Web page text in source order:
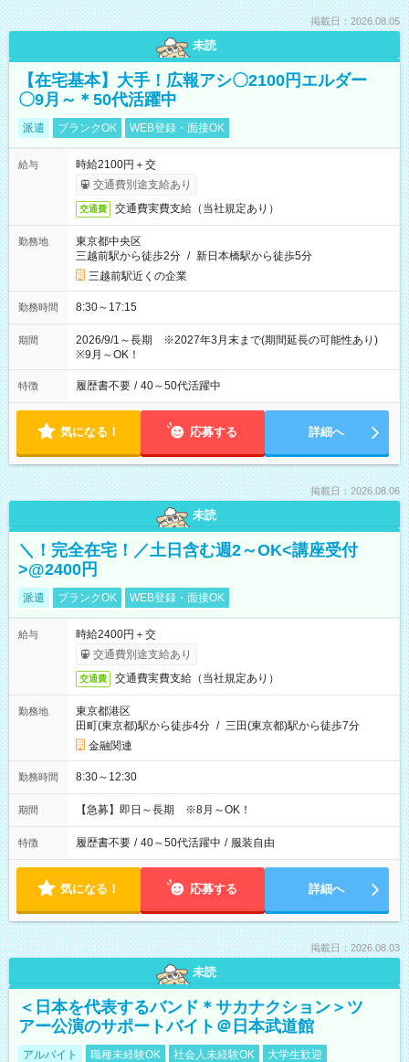
掲載日：2026.08.05
未読
【在宅基本】大手！広報アシ〇2100円エルダー
〇9月～＊50代活躍中
派遣 ブランクOK WEB登録・面接OK
給与
時給2100円＋交
交通費別途支給あり
交通費 交通費実費支給（当社規定あり）
勤務地
東京都中央区
三越前駅から徒歩2分 / 新日本橋駅から徒歩5分
三越前駅近くの企業
勤務時間 8:30～17:15
期間
2026/9/1～長期 ※2027年3月末まで(期間延長の可能性あり)
※9月～OK！
特徴 履歴書不要 / 40～50代活躍中
気になる！ 応募する 詳細へ
掲載日：2026.08.06
未読
＼！完全在宅！／土日含む週2～OK<講座受付
>@2400円
派遣 ブランクOK WEB登録・面接OK
給与
時給2400円＋交
交通費別途支給あり
交通費 交通費実費支給（当社規定あり）
勤務地
東京都港区
田町(東京都)駅から徒歩4分 / 三田(東京都)駅から徒歩7分
金融関連
勤務時間 8:30～12:30
期間 【急募】即日～長期 ※8月～OK！
特徴 履歴書不要 / 40～50代活躍中 / 服装自由
気になる！ 応募する 詳細へ
掲載日：2026.08.03
未読
＜日本を代表するバンド＊サカナクション＞ツ
アー公演のサポートバイト＠日本武道館
アルバイト 職種未経験OK 社会人未経験OK
大学生歓迎